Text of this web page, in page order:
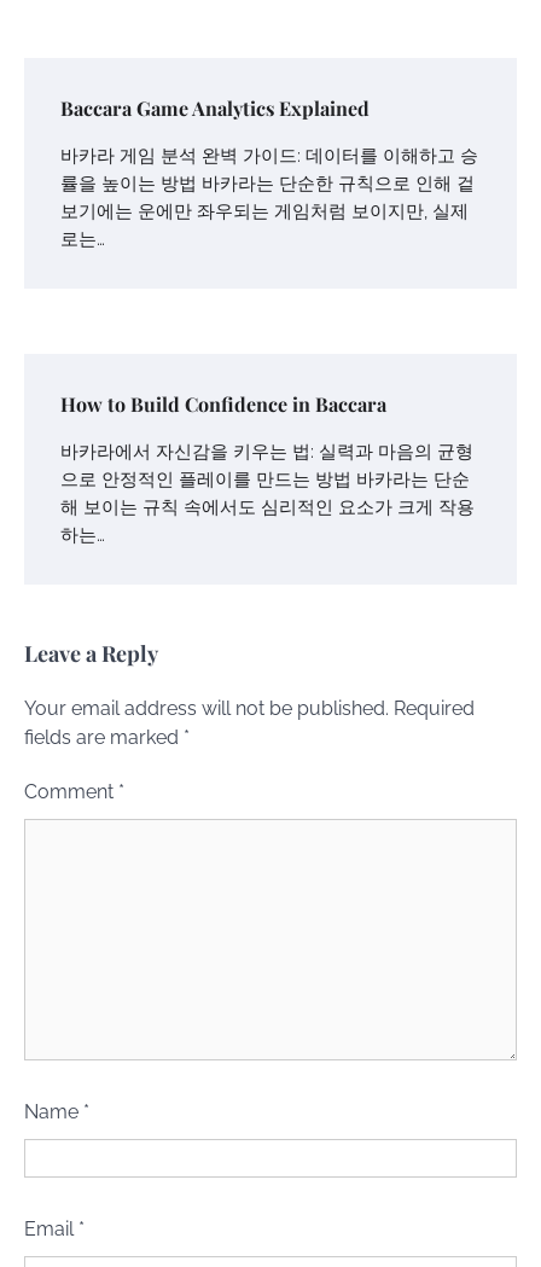
Baccara Game Analytics Explained
바카라 게임 분석 완벽 가이드: 데이터를 이해하고 승
률을 높이는 방법 바카라는 단순한 규칙으로 인해 겉
보기에는 운에만 좌우되는 게임처럼 보이지만, 실제
로는…
How to Build Confidence in Baccara
바카라에서 자신감을 키우는 법: 실력과 마음의 균형
으로 안정적인 플레이를 만드는 방법 바카라는 단순
해 보이는 규칙 속에서도 심리적인 요소가 크게 작용
하는…
Leave a Reply
Your email address will not be published. Required
fields are marked *
Comment *
Name *
Email *